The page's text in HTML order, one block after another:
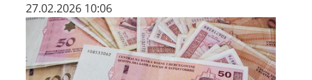
27.02.2026 10:06